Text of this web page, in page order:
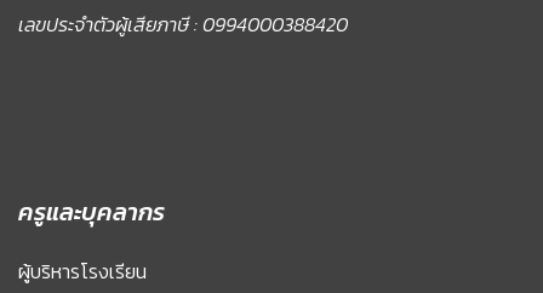
เลขประจำตัวผู้เสียภาษี : 0994000388420
ครูและบุคลากร
ผู้บริหารโรงเรียน